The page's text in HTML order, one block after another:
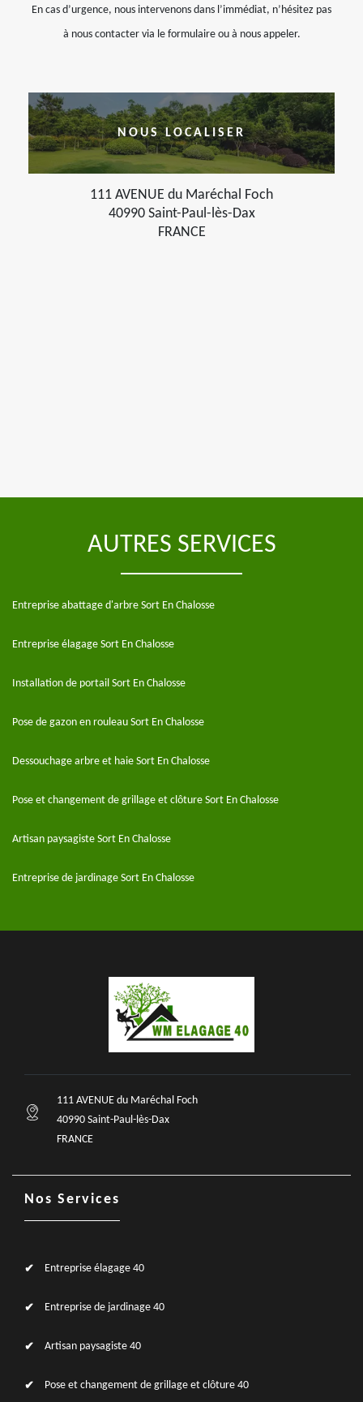
En cas d’urgence, nous intervenons dans l’immédiat, n’hésitez pas
à nous contacter via le formulaire ou à nous appeler.
NOUS LOCALISER
111 AVENUE du Maréchal Foch
40990 Saint-Paul-lès-Dax
FRANCE
AUTRES SERVICES
Entreprise abattage d'arbre Sort En Chalosse
Entreprise élagage Sort En Chalosse
Installation de portail Sort En Chalosse
Pose de gazon en rouleau Sort En Chalosse
Dessouchage arbre et haie Sort En Chalosse
Pose et changement de grillage et clôture Sort En Chalosse
Artisan paysagiste Sort En Chalosse
Entreprise de jardinage Sort En Chalosse
111 AVENUE du Maréchal Foch
40990 Saint-Paul-lès-Dax
FRANCE
Nos Services
Entreprise élagage 40
Entreprise de jardinage 40
Artisan paysagiste 40
Pose et changement de grillage et clôture 40